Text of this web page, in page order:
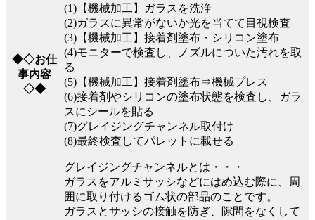
◆◇お仕
事内容
◇◆
(1)【機械加工】ガラスを洗浄
(2)ガラスに異常がないか光を当てて目視検査
(3)【機械加工】接着剤塗布・シリコン塗布
(4)モニターで検査し、ノズルについた汚れを取
る
(5)【機械加工】接着剤塗布⇒機械プレス
(6)接着剤やシリコンの塗布状態を検査し、ガラ
スにシールを貼る
(7)グレイジングチャンネル取付け
(8)最終検査してパレットに載せる
グレイジングチャンネルとは・・・
ガラスをアルミサッシなどにはめ込む際に、周
囲に取り付けるゴム状の部品のことです。
ガラスとサッシの接触を防ぎ、隙間をなくして